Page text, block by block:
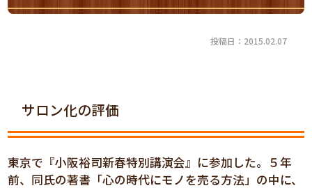
投稿日：2015.02.07
サロン化の評価
東京で『小阪裕司新春特別講演会』に参加した。５年
前、同氏の著書「心の時代にモノを売る方法」の中に、